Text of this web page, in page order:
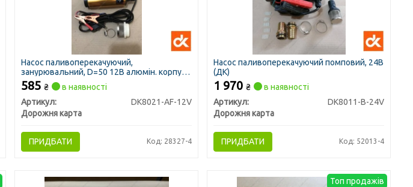
Насос паливоперекачуючий,
занурювальний, D=50 12В алюмін. корпус,
з фільтром (ДК)
585₴
в наявності
Артикул:
DK8021-AF-12V
Дорожня карта
ПРИДБАТИ Код: 28327-4
Насос паливоперекачуючий помповий, 24В
(ДК)
1 970₴
в наявності
Артикул:
DK8011-B-24V
Дорожня карта
ПРИДБАТИ Код: 52013-4
Топ продажів